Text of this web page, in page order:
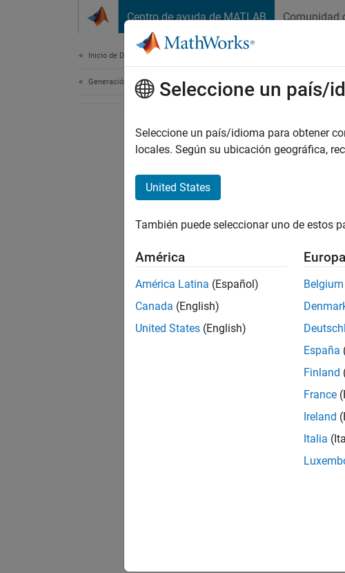
Centro de ayuda de MATLAB Comunidad
Inicio de Documentación
Generación de códigoSeleccione un país/
Seleccione un país/idioma para obtener
locales. Según su ubicación geográfica,
United States
También puede seleccionar uno de estos
América
América Latina (Español)
Canada (English)
United States (English)
Europa
Belgium
España
Finland
France
Ireland
Italia